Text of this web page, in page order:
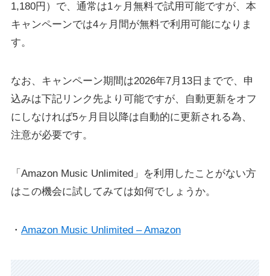
1,180円）で、通常は1ヶ月無料で試用可能ですが、本
キャンペーンでは4ヶ月間が無料で利用可能になりま
す。
なお、キャンペーン期間は2026年7月13日までで、申
込みは下記リンク先より可能ですが、自動更新をオフ
にしなければ5ヶ月目以降は自動的に更新される為、
注意が必要です。
「Amazon Music Unlimited」を利用したことがない方
はこの機会に試してみては如何でしょうか。
・ Amazon Music Unlimited – Amazon